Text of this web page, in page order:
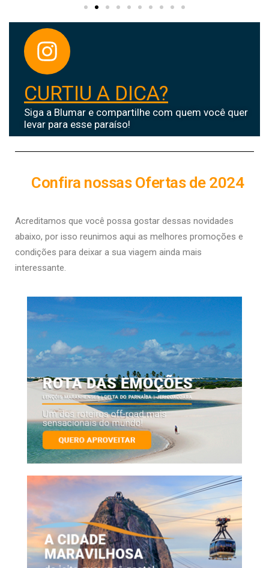
CURTIU A DICA?
Siga a Blumar e compartilhe com quem você quer
levar para esse paraíso!
Confira nossas Ofertas de 2024
Acreditamos que você possa gostar dessas novidades
abaixo, por isso reunimos aqui as melhores promoções e
condições para deixar a sua viagem ainda mais
interessante.